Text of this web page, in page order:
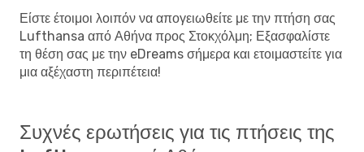
Είστε έτοιμοι λοιπόν να απογειωθείτε με την πτήση σας
Lufthansa από Αθήνα προς Στοκχόλμη; Εξασφαλίστε
τη θέση σας με την eDreams σήμερα και ετοιμαστείτε για
μια αξέχαστη περιπέτεια!
Συχνές ερωτήσεις για τις πτήσεις της